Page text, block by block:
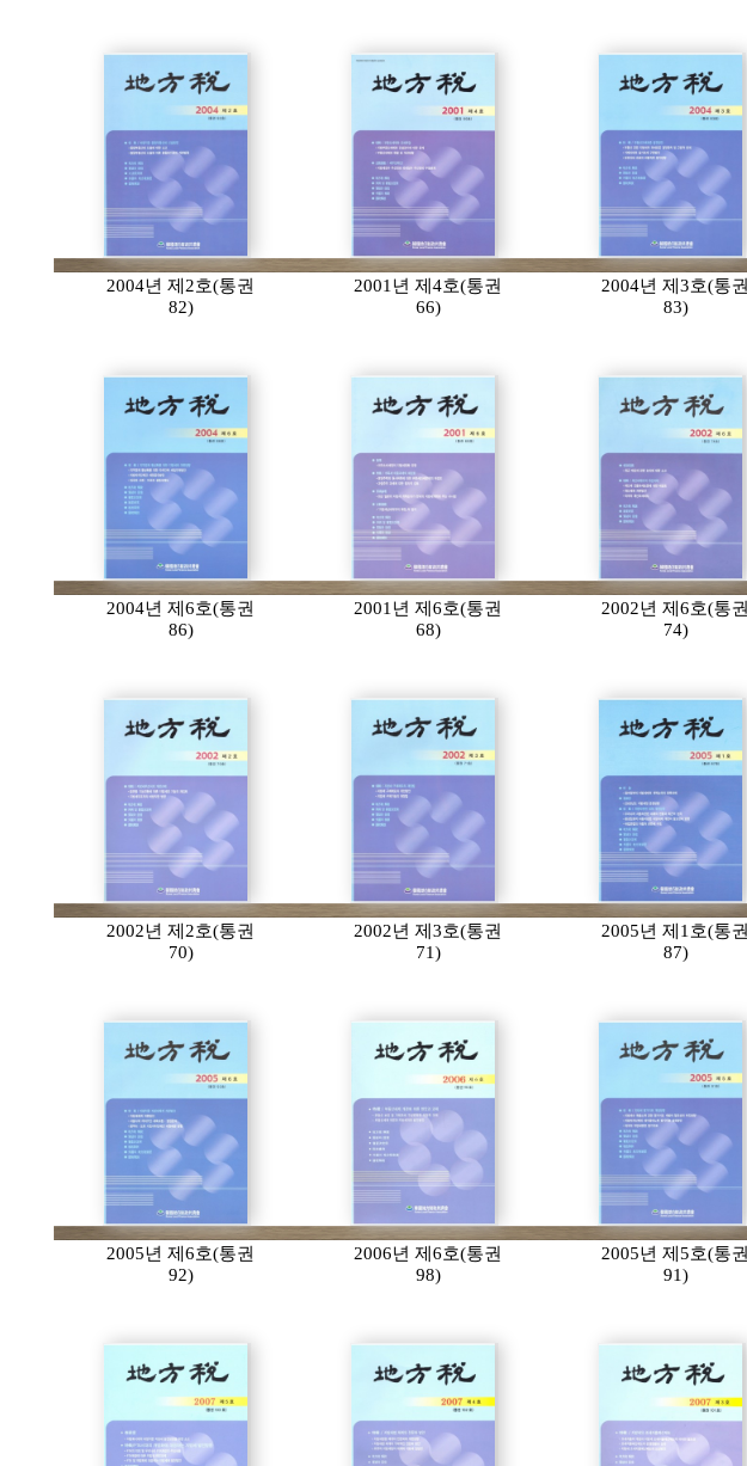
2004년 제2호(통권
82)
2001년 제4호(통권
66)
2004년 제3호(통권
83)
2004년 제6호(통권
86)
2001년 제6호(통권
68)
2002년 제6호(통권
74)
2002년 제2호(통권
70)
2002년 제3호(통권
71)
2005년 제1호(통권
87)
2005년 제6호(통권
92)
2006년 제6호(통권
98)
2005년 제5호(통권
91)